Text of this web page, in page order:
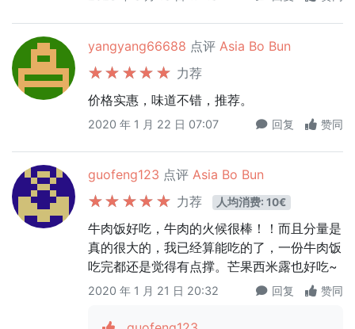
yangyang66688 点评 Asia Bo Bun
力荐
价格实惠，味道不错，推荐。
2020 年 1 月 22 日 07:07 回复 赞同
guofeng123 点评 Asia Bo Bun
力荐
人均消费: 10€
牛肉饭好吃，牛肉的火候很棒！！而且分量是
真的很大的，我已经算能吃的了，一份牛肉饭
吃完都还是觉得有点撑。芒果西米露也好吃~
2020 年 1 月 21 日 20:32 回复 赞同